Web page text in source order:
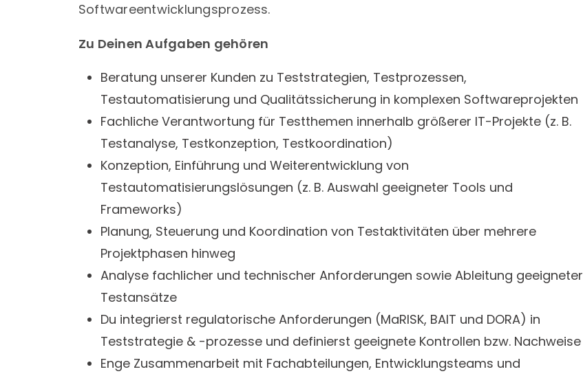
Softwareentwicklungsprozess.
Zu Deinen Aufgaben gehören
Beratung unserer Kunden zu Teststrategien, Testprozessen,
Testautomatisierung und Qualitätssicherung in komplexen Softwareprojekten
Fachliche Verantwortung für Testthemen innerhalb größerer IT-Projekte (z. B.
Testanalyse, Testkonzeption, Testkoordination)
Konzeption, Einführung und Weiterentwicklung von
Testautomatisierungslösungen (z. B. Auswahl geeigneter Tools und
Frameworks)
Planung, Steuerung und Koordination von Testaktivitäten über mehrere
Projektphasen hinweg
Analyse fachlicher und technischer Anforderungen sowie Ableitung geeigneter
Testansätze
Du integrierst regulatorische Anforderungen (MaRISK, BAIT und DORA) in
Teststrategie & -prozesse und definierst geeignete Kontrollen bzw. Nachweise
Enge Zusammenarbeit mit Fachabteilungen, Entwicklungsteams und